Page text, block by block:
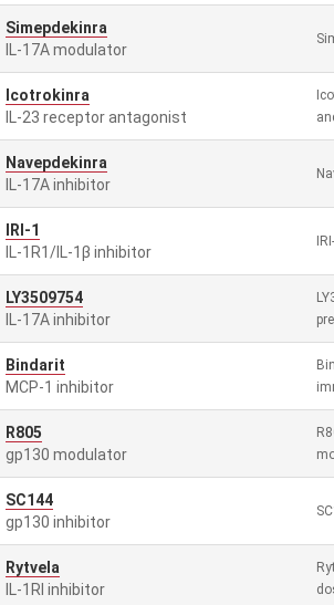
Simepdekinra
IL-17A modulator
Icotrokinra
IL-23 receptor antagonist
Navepdekinra
IL-17A inhibitor
IRI-1
IL-1R1/IL-1β inhibitor
LY3509754
IL-17A inhibitor
Bindarit
MCP-1 inhibitor
R805
gp130 modulator
SC144
gp130 inhibitor
Rytvela
IL-1RI inhibitor